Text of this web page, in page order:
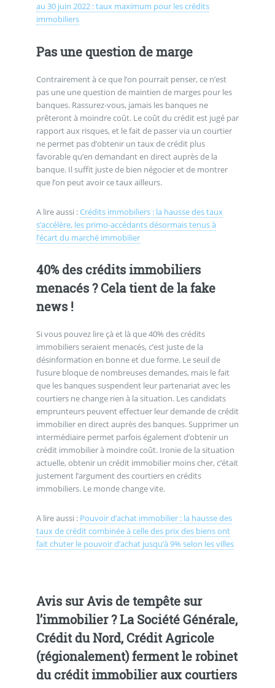
au 30 juin 2022 : taux maximum pour les crédits
immobiliers
Pas une question de marge
Contrairement à ce que l’on pourrait penser, ce n’est
pas une une question de maintien de marges pour les
banques. Rassurez-vous, jamais les banques ne
prêteront à moindre coût. Le coût du crédit est jugé par
rapport aux risques, et le fait de passer via un courtier
ne permet pas d’obtenir un taux de crédit plus
favorable qu’en demandant en direct auprès de la
banque. Il suffit juste de bien négocier et de montrer
que l’on peut avoir ce taux ailleurs.
A lire aussi :Crédits immobiliers : la hausse des taux
s’accélère, les primo-accédants désormais tenus à
l’écart du marché immobilier
40% des crédits immobiliers
menacés ? Cela tient de la fake
news !
Si vous pouvez lire çà et là que 40% des crédits
immobiliers seraient menacés, c’est juste de la
désinformation en bonne et due forme. Le seuil de
l’usure bloque de nombreuses demandes, mais le fait
que les banques suspendent leur partenariat avec les
courtiers ne change rien à la situation. Les candidats
emprunteurs peuvent effectuer leur demande de crédit
immobilier en direct auprès des banques. Supprimer un
intermédiaire permet parfois également d’obtenir un
crédit immobilier à moindre coût. Ironie de la situation
actuelle, obtenir un crédit immobilier moins cher, c’était
justement l’argument des courtiers en crédits
immobiliers. Le monde change vite.
A lire aussi : Pouvoir d’achat immobilier : la hausse des
taux de crédit combinée à celle des prix des biens ont
fait chuter le pouvoir d’achat jusqu’à 9% selon les villes
Avis sur Avis de tempête sur
l’immobilier ? La Société Générale,
Crédit du Nord, Crédit Agricole
(régionalement) ferment le robinet
du crédit immobilier aux courtiers